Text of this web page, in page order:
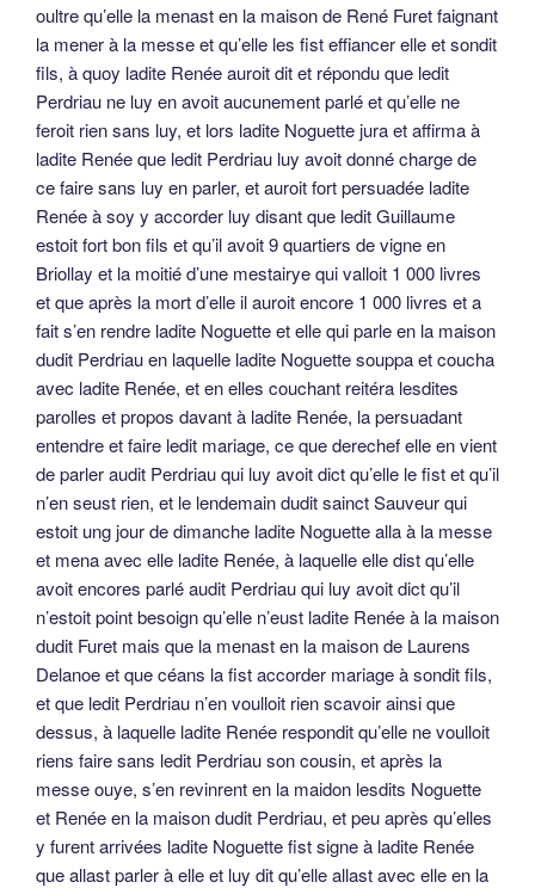
oultre qu’elle la menast en la maison de René Furet faignant
la mener à la messe et qu’elle les fist effiancer elle et sondit
fils, à quoy ladite Renée auroit dit et répondu que ledit
Perdriau ne luy en avoit aucunement parlé et qu’elle ne
feroit rien sans luy, et lors ladite Noguette jura et affirma à
ladite Renée que ledit Perdriau luy avoit donné charge de
ce faire sans luy en parler, et auroit fort persuadée ladite
Renée à soy y accorder luy disant que ledit Guillaume
estoit fort bon fils et qu’il avoit 9 quartiers de vigne en
Briollay et la moitié d’une mestairye qui valloit 1 000 livres
et que après la mort d’elle il auroit encore 1 000 livres et a
fait s’en rendre ladite Noguette et elle qui parle en la maison
dudit Perdriau en laquelle ladite Noguette souppa et coucha
avec ladite Renée, et en elles couchant reitéra lesdites
parolles et propos davant à ladite Renée, la persuadant
entendre et faire ledit mariage, ce que derechef elle en vient
de parler audit Perdriau qui luy avoit dict qu’elle le fist et qu’il
n’en seust rien, et le lendemain dudit sainct Sauveur qui
estoit ung jour de dimanche ladite Noguette alla à la messe
et mena avec elle ladite Renée, à laquelle elle dist qu’elle
avoit encores parlé audit Perdriau qui luy avoit dict qu’il
n’estoit point besoign qu’elle n’eust ladite Renée à la maison
dudit Furet mais que la menast en la maison de Laurens
Delanoe et que céans la fist accorder mariage à sondit fils,
et que ledit Perdriau n’en voulloit rien scavoir ainsi que
dessus, à laquelle ladite Renée respondit qu’elle ne voulloit
riens faire sans ledit Perdriau son cousin, et après la
messe ouye, s’en revinrent en la maidon lesdits Noguette
et Renée en la maison dudit Perdriau, et peu après qu’elles
y furent arrivées ladite Noguette fist signe à ladite Renée
que allast parler à elle et luy dit qu’elle allast avec elle en la